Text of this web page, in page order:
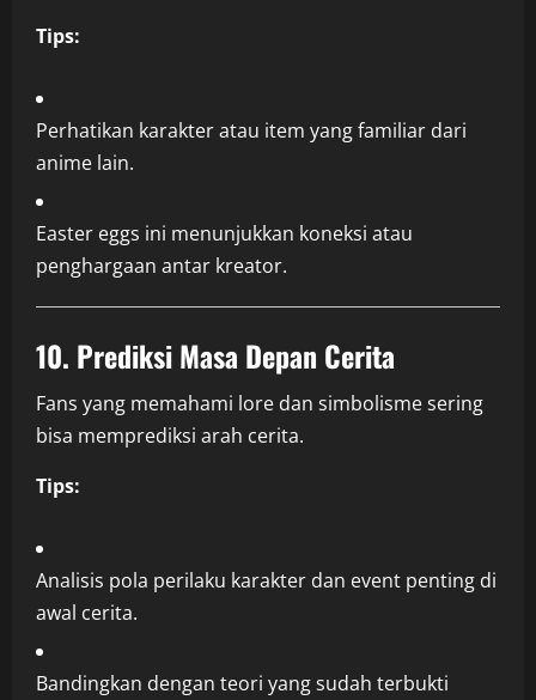
Tips:
Perhatikan karakter atau item yang familiar dari
anime lain.
Easter eggs ini menunjukkan koneksi atau
penghargaan antar kreator.
10. Prediksi Masa Depan Cerita
Fans yang memahami lore dan simbolisme sering
bisa memprediksi arah cerita.
Tips:
Analisis pola perilaku karakter dan event penting di
awal cerita.
Bandingkan dengan teori yang sudah terbukti